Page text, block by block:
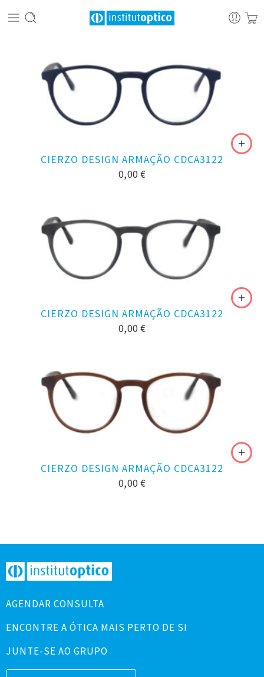
CIERZO DESIGN ARMAÇÃO CDCA3122
0,00 €
CIERZO DESIGN ARMAÇÃO CDCA3122
0,00 €
CIERZO DESIGN ARMAÇÃO CDCA3122
0,00 €
AGENDAR CONSULTA
ENCONTRE A ÓTICA MAIS PERTO DE SI
JUNTE-SE AO GRUPO